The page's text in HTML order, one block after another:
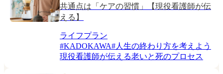
共通点は「ケアの習慣」【現役看護師が伝
える】
ライフプラン
#KADOKAWA#人生の終わり方を考えよう
現役看護師が伝える老いと死のプロセス